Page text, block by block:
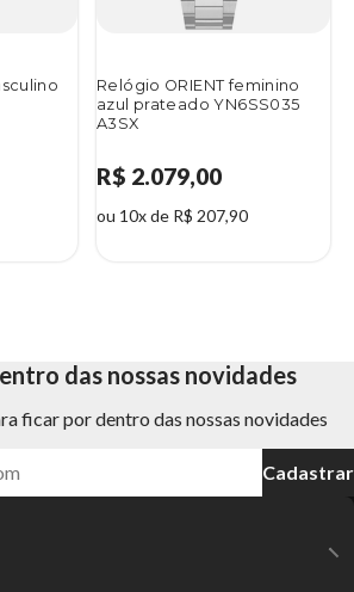
Relógio ORIENT feminino
azul prateado YN6SS035
A3SX
R$ 2.079,00
ou 10x de R$ 207,90
das nossas novidades
ficar por dentro das nossas novidades
Cadastrar